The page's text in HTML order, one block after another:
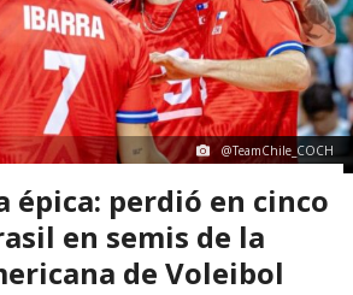
@TeamChile_COCH
épica: perdió en cinco
en semis de la
de Voleibol